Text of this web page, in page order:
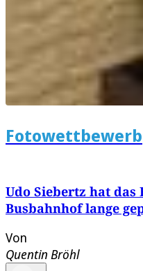
Fotowettbewerb
Udo Siebertz hat das
Busbahnhof lange
Von
Quentin Bröhl